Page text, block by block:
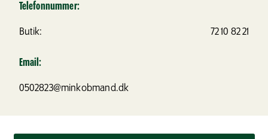
Telefonnummer:
Butik: 72 10 82 21
Email:
0502823@minkobmand.dk